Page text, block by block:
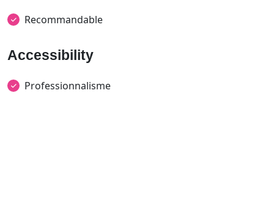
Recommandable
Accessibility
Professionnalisme